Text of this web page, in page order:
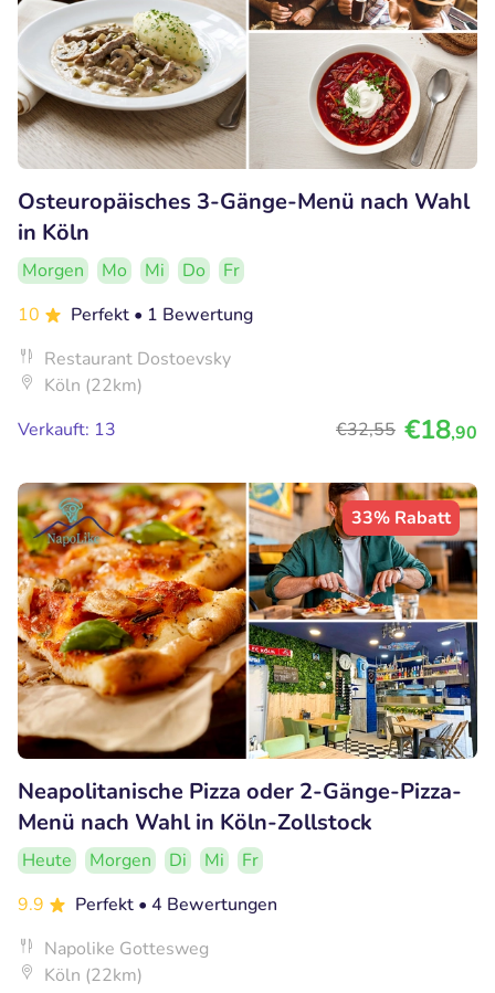
Osteuropäisches 3-Gänge-Menü nach Wahl
in Köln
Morgen Mo Mi Do
Fr
10
Perfekt • 1 Bewertung
Restaurant Dostoevsky
Köln (22km)
Verkauft: 13
€32,55 €18,90
33% Rabatt
Neapolitanische Pizza oder 2-Gänge-Pizza-
Menü nach Wahl in Köln-Zollstock
Heute Morgen Di Mi
Fr
9.9
Perfekt • 4 Bewertungen
Napolike Gottesweg
Köln (22km)